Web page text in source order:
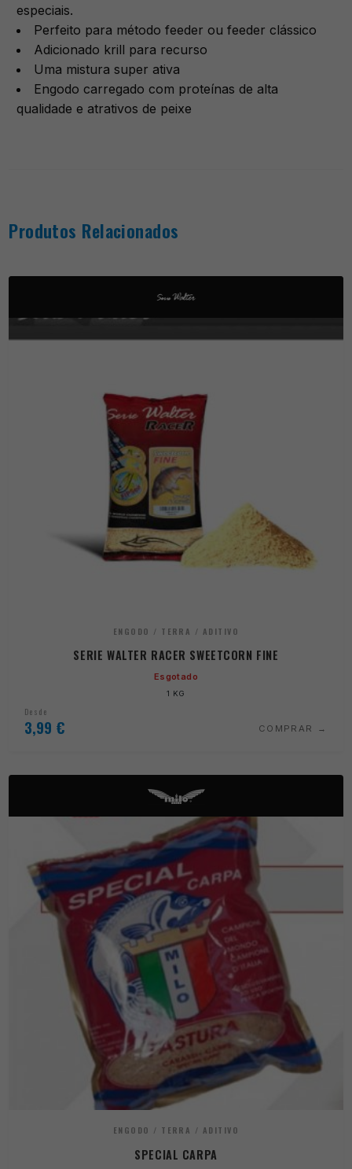
especiais.
Perfeito para método feeder ou feeder clássico
Adicionado krill para recurso
Uma mistura super ativa
Engodo carregado com proteínas de alta
qualidade e atrativos de peixe
Produtos Relacionados
ENGODO / TERRA / ADITIVO
SERIE WALTER RACER SWEETCORN FINE
Esgotado
1 KG
Desde
3,99 € COMPRAR
ENGODO / TERRA / ADITIVO
SPECIAL CARPA